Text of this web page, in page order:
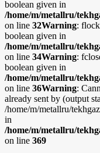
boolean given in
/home/m/metallru/
on line 32Warning:
boolean given in
/home/m/metallru/
on line 34Warning:
boolean given in
/home/m/metallru/
on line 36Warning:
already sent by (output
/home/m/metallru/
in
/home/m/metallru/
on line 369